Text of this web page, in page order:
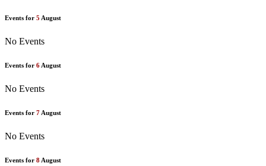
Events for 5 August
No Events
Events for 6 August
No Events
Events for 7 August
No Events
Events for 8 August